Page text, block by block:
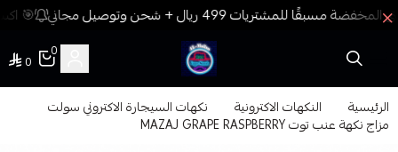
🎯
فيب المدينة
0
0
الرئيسية النكهات الاكترونية نكهات السيجارة الاكتروني سولت
مزاج نكهة عنب توت MAZAJ GRAPE RASPBERRY